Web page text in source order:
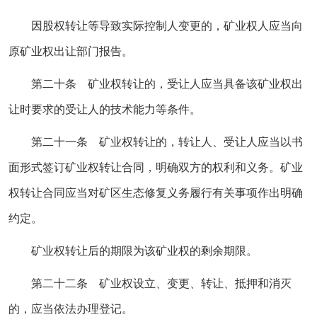
因股权转让等导致实际控制人变更的，矿业权人应当向
原矿业权出让部门报告。
第二十条 矿业权转让的，受让人应当具备该矿业权出
让时要求的受让人的技术能力等条件。
第二十一条 矿业权转让的，转让人、受让人应当以书
面形式签订矿业权转让合同，明确双方的权利和义务。矿业
权转让合同应当对矿区生态修复义务履行有关事项作出明确
约定。
矿业权转让后的期限为该矿业权的剩余期限。
第二十二条 矿业权设立、变更、转让、抵押和消灭
的，应当依法办理登记。